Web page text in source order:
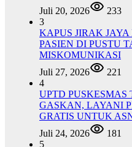
Juli 20, 2026
233
3
KAPUS JIRAK
PASIEN DI PUSTU
MISKOMUNIKASI
Juli 27, 2026
221
4
UPTD
GASKAN, LAYANI
GRATIS UNTUK
Juli 24, 2026
181
5